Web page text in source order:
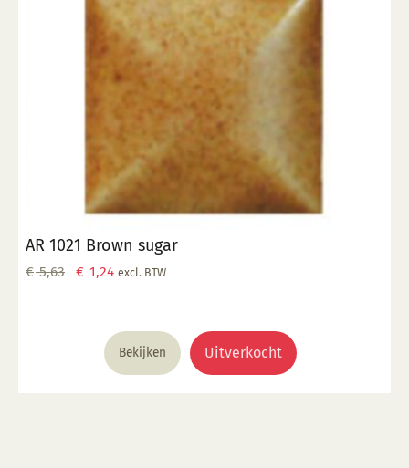
AR 1021 Brown sugar
€5,63
Oorspronkelijke
€ 5,63.
€ 1,24Huidige
€ 1,24.
excl. BTW
Bekijken Uitverkocht